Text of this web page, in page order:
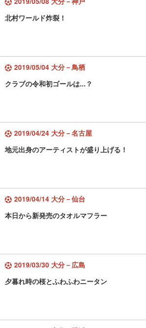
北村ワールド炸裂！
2019/05/04 大分－鳥栖
クラブの令和初ゴールは...？
2019/04/24 大分－名古屋
地元出身のアーティストが盛り上げる！
2019/04/14 大分－仙台
本日から新発売のタオルマフラー
2019/03/30 大分－広島
夕暮れ時の桜とふわふわニータン